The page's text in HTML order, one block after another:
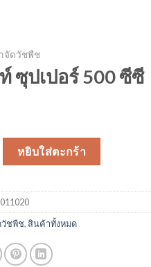
จัดวัชพืช
ซุปเปอร์ 500 ซีซี
ซุปเปอร์ 500 ซีซี ชิ้น
หยิบใส่ตะกร้า
วัชพืช, สินค้าทั้งหมด